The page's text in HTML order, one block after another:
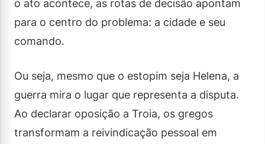
o ato acontece, as rotas de decisão apontam
para o centro do problema: a cidade e seu
comando.
Ou seja, mesmo que o estopim seja Helena, a
guerra mira o lugar que representa a disputa.
Ao declarar oposição a Troia, os gregos
transformam a reivindicação pessoal em